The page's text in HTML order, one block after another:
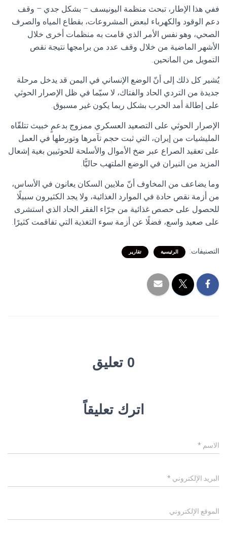
ففي هذا الإطار، تبحث منظمة اليونيسف – بشكل جدي – وقف
دعم الوقود والكهرباء لبعض المشروعات، بقطاع المياه والصرف
الصحي، وهو نفس الأمر الذي قامت به منظمات أخرى خلال
الأشهر الماضية من خلال وقف عدد من برامجها نتيجة نقص
التمويل من المانحين.
يُشير كل ذلك إلى أنّ الوضع الإنساني في اليمن قد يدخل مرحلة
جديدة من التردي الحاد والفتاك، لا سيّما في ظل الإصرار الحوثي
على إطالة أمد الحرب بشكل ربما يكون غير مسبوق.
الإصرار الحوثي على التصعيد العسكري ممزوج بدعمٍ خبيث تتلقّاه
المليشيات من إيران، التي ثبت حجم تآمرها وتورطها في العمل
على تعقيد الصراع عبر ضخ الأموال والأسلحة للحوثيين بغية إشعال
المزيد من النيران في الوضع الملتهب حاليًّا.
وما يضاعف من المخاوف أنّ ملايين السكان يعانون في الأساس،
من أزمة نقص حادة في الموارد الغذائية، ولا يجد الكثيرون سبيلًا
للحصول على حصص غذائية من جرّاء الفقر الحاد الذي استشرى
على صعيد واسع، فضلًا عن أزمة سوء التغذية التي تفاقمت كثيرًا.
التصنيفات: الرئيسية تقارير
0 تعليق
اترك تعليقاً
الاسم *
البريد الإلكتروني *
الموقع الإلكتروني